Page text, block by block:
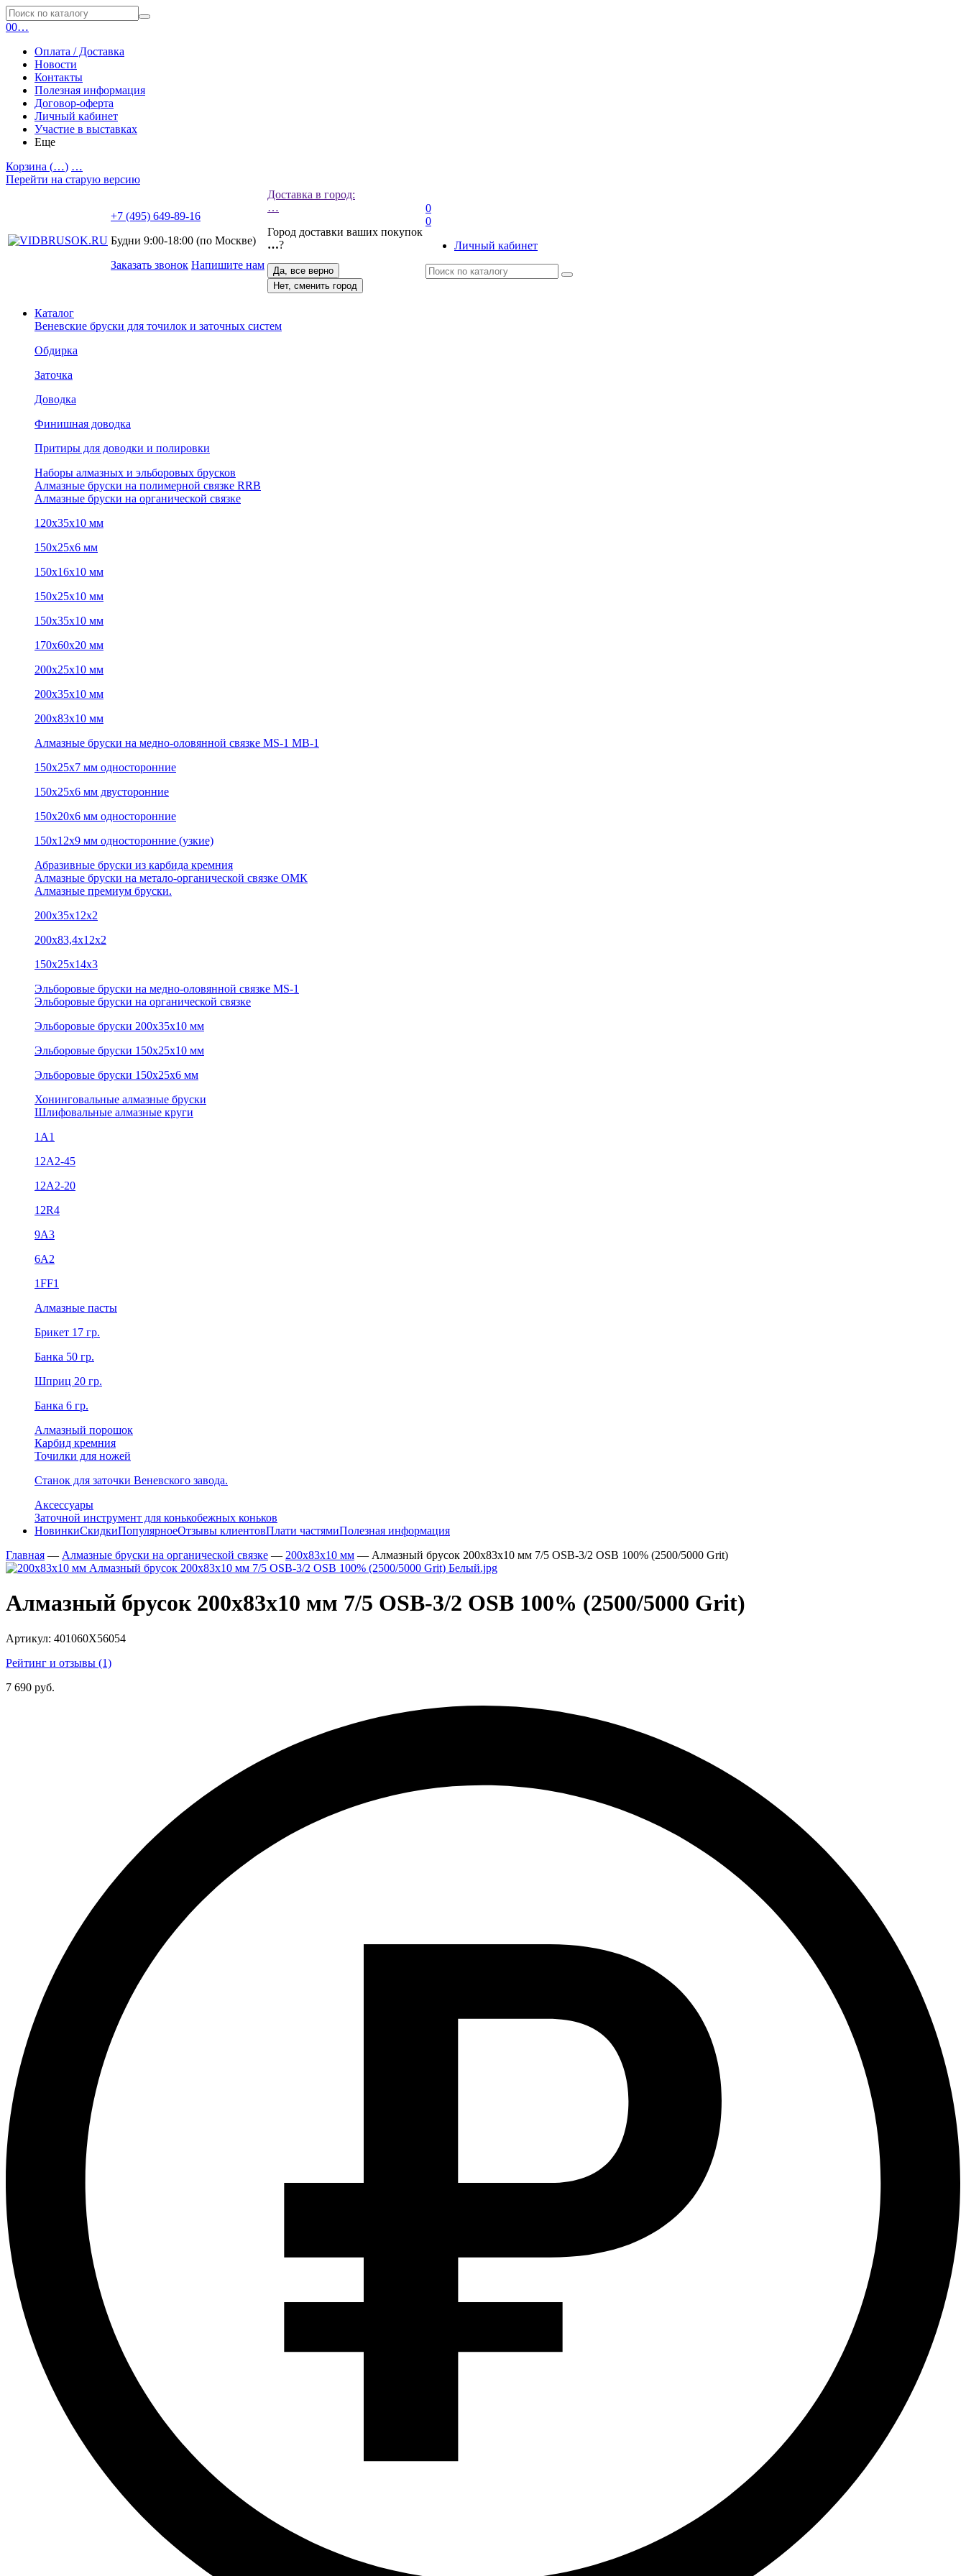
00…
Оплата / Доставка
Новости
Контакты
Полезная информация
Договор-оферта
Личный кабинет
Участие в выставках
Еще
Корзина (…) …
Перейти на старую версию
+7 (495) 649-89-16
Будни 9:00-18:00 (по Москве)
Заказать звонок Напишите нам
Доставка в город:
…
Город доставки ваших покупок
…?
Да, все верно
Нет, сменить город
0
0
Личный кабинет
Каталог
Веневские бруски для точилок и заточных систем
Обдирка
Заточка
Доводка
Финишная доводка
Притиры для доводки и полировки
Наборы алмазных и эльборовых брусков
Алмазные бруски на полимерной связке RRB
Алмазные бруски на органической связке
120х35х10 мм
150х25х6 мм
150х16х10 мм
150х25х10 мм
150х35х10 мм
170х60х20 мм
200х25х10 мм
200х35х10 мм
200х83х10 мм
Алмазные бруски на медно-оловянной связке MS-1 MB-1
150х25х7 мм односторонние
150х25х6 мм двусторонние
150х20х6 мм односторонние
150х12х9 мм односторонние (узкие)
Абразивные бруски из карбида кремния
Алмазные бруски на метало-органической связке ОМК
Алмазные премиум бруски.
200х35х12х2
200х83,4х12х2
150х25х14х3
Эльборовые бруски на медно-оловянной связке MS-1
Эльборовые бруски на органической связке
Эльборовые бруски 200х35х10 мм
Эльборовые бруски 150х25х10 мм
Эльборовые бруски 150х25х6 мм
Хонинговальные алмазные бруски
Шлифовальные алмазные круги
1А1
12A2-45
12А2-20
12R4
9А3
6А2
1FF1
Алмазные пасты
Брикет 17 гр.
Банка 50 гр.
Шприц 20 гр.
Банка 6 гр.
Алмазный порошок
Карбид кремния
Точилки для ножей
Станок для заточки Веневского завода.
Аксессуары
Заточной инструмент для конькобежных коньков
НовинкиСкидкиПопулярноеОтзывы клиентовПлати частямиПолезная информация
Главная — Алмазные бруски на органической связке — 200х83х10 мм — Алмазный брусок 200х83х10 мм 7/5 OSB-3/2 OSB 100% (2500/5000 Grit)
Алмазный брусок 200х83х10 мм 7/5 OSB-3/2 OSB 100% (2500/5000 Grit)
Артикул: 401060Х56054
Рейтинг и отзывы (1)
7 690 руб.